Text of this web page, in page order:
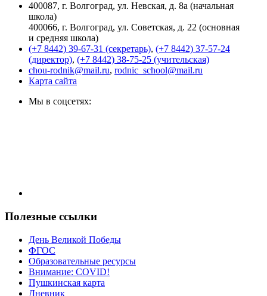
400087, г. Волгоград, ул. Невская, д. 8а (начальная
школа)
400066, г. Волгоград, ул. Советская, д. 22 (основная
и средняя школа)
(+7 8442) 39-67-31 (секретарь), (+7 8442) 37-57-24
(директор), (+7 8442) 38-75-25 (учительская)
chou-rodnik@mail.ru, rodnic_school@mail.ru
Карта сайта
Мы в соцсетях:
Полезные ссылки
День Великой Победы
ФГОС
Образовательные ресурсы
Внимание: COVID!
Пушкинская карта
Дневник